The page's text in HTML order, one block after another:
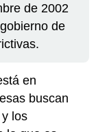
de 2002
de
en
buscan
los